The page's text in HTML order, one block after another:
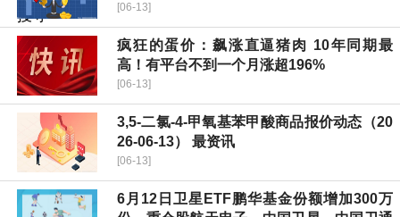
[06-13]
疯狂的蛋价：飙涨直逼猪肉 10年同期最
高！有平台不到一个月涨超196%
[06-13]
3,5-二氯-4-甲氧基苯甲酸商品报价动态（20
26-06-13） 最资讯
[06-13]
6月12日卫星ETF鹏华基金份额增加300万